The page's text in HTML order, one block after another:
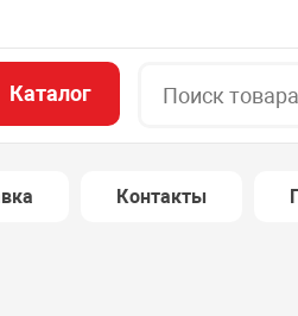
Каталог
Контакты